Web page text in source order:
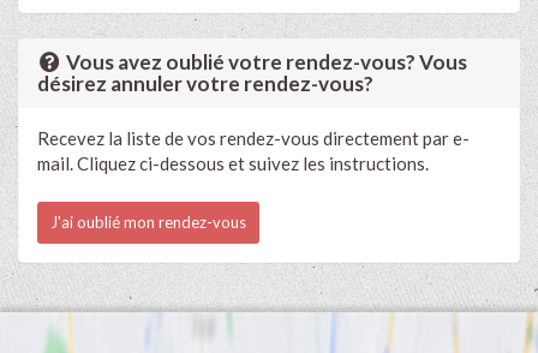
Vous avez oublié votre rendez-vous? Vous
désirez annuler votre rendez-vous?
Recevez la liste de vos rendez-vous directement par e-
mail. Cliquez ci-dessous et suivez les instructions.
J'ai oublié mon rendez-vous